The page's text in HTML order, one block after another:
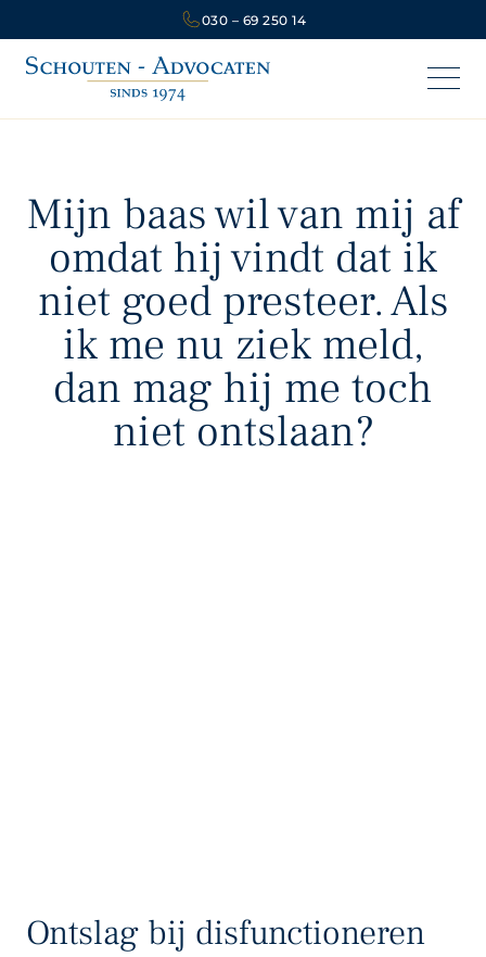
030 – 69 250 14
Mijn baas wil van mij af
omdat hij vindt dat ik
niet goed presteer. Als
ik me nu ziek meld,
dan mag hij me toch
niet ontslaan?
Ontslag bij disfunctioneren